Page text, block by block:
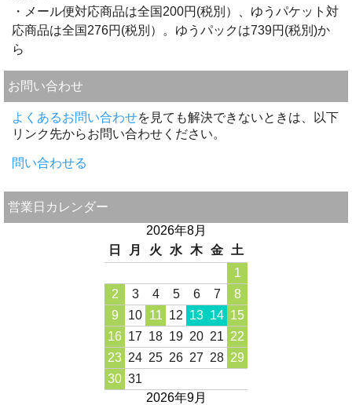
・メール便対応商品は全国200円(税別）、ゆうパケット対
応商品は全国276円(税別）。ゆうパックは739円(税別)か
ら
お問い合わせ
よくあるお問い合わせを見ても解決できないときは、以下
リンク先からお問い合わせください。
問い合わせる
営業日カレンダー
2026年8月
日
月 火 水 木 金
土
1
2
3 4 5 6 7
8
9
10 11 12 13 14 15
16 17 18 19 20 21 22
23 24 25 26 27 28 29
30 31
2026年9月